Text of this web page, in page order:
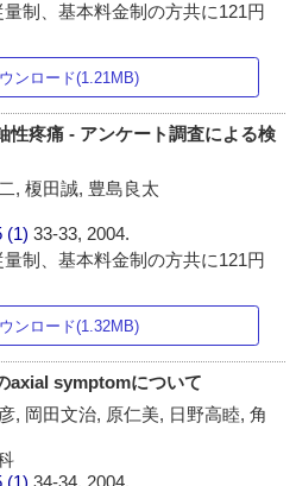
制、基本料金制の方共に121円
ンロード(1.21MB)
性疼痛 - アンケート調査による検
, 榎田誠, 豊島良太
(1)33-33, 2004.
制、基本料金制の方共に121円
ンロード(1.32MB)
axial symptomについて
, 岡田文治, 原仁美, 日野高睦, 角
(1)34-34, 2004.